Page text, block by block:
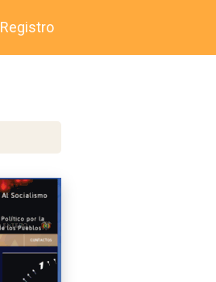
Registro